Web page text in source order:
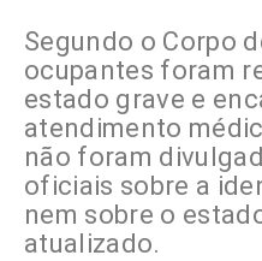
Segundo o Corpo
ocupantes foram
estado grave e
atendimento
não foram
oficiais sobre a
nem sobre o
atualizado.